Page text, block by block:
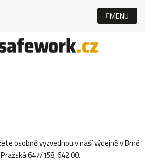
osobně vyzvednou v naší výdejně v Brně
647/158, 642 00.